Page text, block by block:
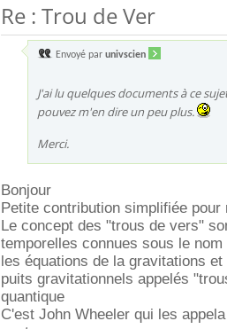
Re : Trou de Ver
Envoyé par univscien
J'ai lu quelques documents à ce
pouvez m'en dire un peu plus.
Merci.
Bonjour
Petite contribution simplifiée
Le concept des "trous de vers"
temporelles connues sous le
les équations de la gravitations
puits gravitationnels appelés
quantique
C'est John Wheeler qui les